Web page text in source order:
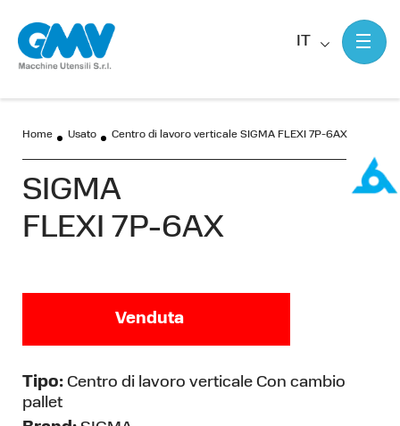
IT
Home Usato Centro di lavoro verticale SIGMA FLEXI 7P-6AX
SIGMA
FLEXI 7P-6AX
Venduta
Tipo: Centro di lavoro verticale Con cambio
pallet